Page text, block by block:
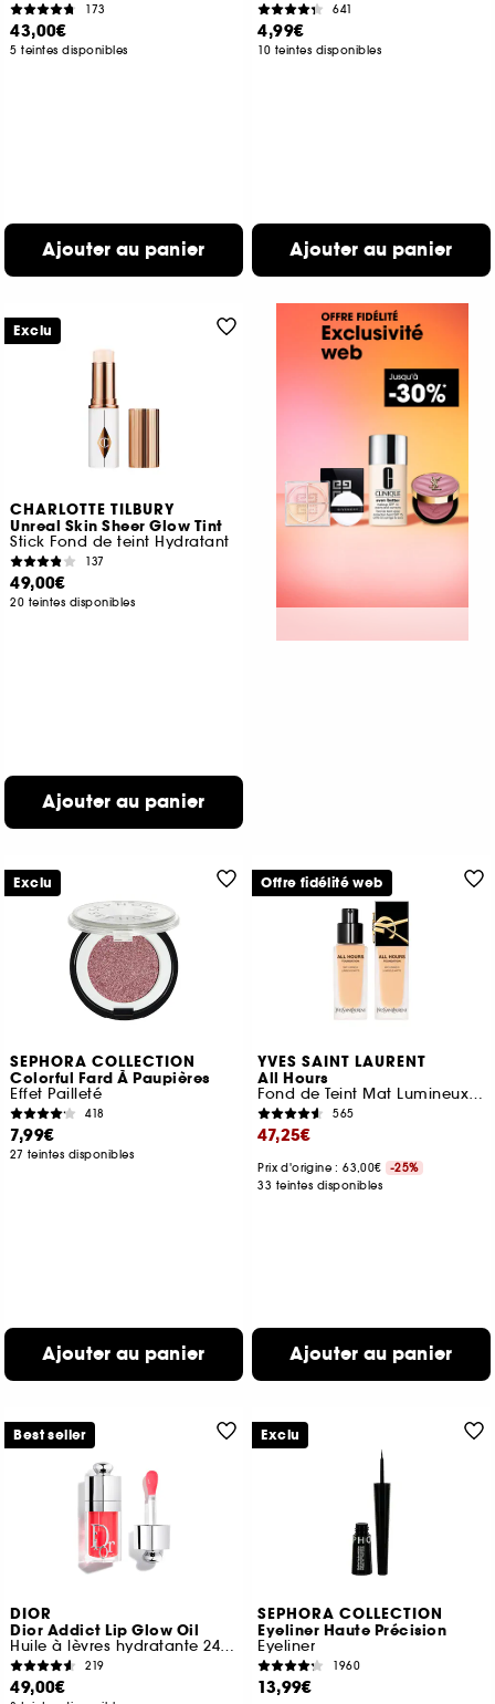
173
43,00€
5 teintes disponibles
Ajouter au panier
641
4,99€
10 teintes disponibles
Ajouter au panier
CHARLOTTE TILBURY
Unreal Skin Sheer Glow Tint
Stick Fond de teint Hydratant
137
49,00€
20 teintes disponibles
Ajouter au panier
Exclu
SEPHORA COLLECTION
Colorful Fard À Paupières
Effet Pailleté
418
7,99€
27 teintes disponibles
Ajouter au panier
Exclu
YVES SAINT LAURENT
All Hours
Fond de Teint Mat Lumineux 24h* Haute Couvrance
565
47,25€
Prix d'origine : 63,00€
-25%
33 teintes disponibles
Ajouter au panier
Offre fidélité web
DIOR
Dior Addict Lip Glow Oil
Huile à lèvres hydratante 24 h au fini ultra-brillant
219
49,00€
Best seller
SEPHORA COLLECTION
Eyeliner Haute Précision
Eyeliner
1960
13,99€
Exclu